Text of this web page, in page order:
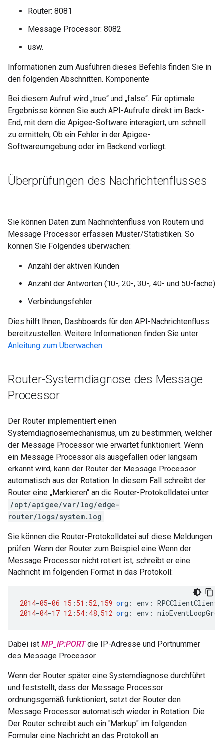
Router: 8081
Message Processor: 8082
usw.
Informationen zum Ausführen dieses Befehls finden Sie in
den folgenden Abschnitten. Komponente
Bei diesem Aufruf wird „true“ und „false“. Für optimale
Ergebnisse können Sie auch API-Aufrufe direkt im Back-
End, mit dem die Apigee-Software interagiert, um schnell
zu ermitteln, Ob ein Fehler in der Apigee-
Softwareumgebung oder im Backend vorliegt.
Überprüfungen des Nachrichtenflusses
Sie können Daten zum Nachrichtenfluss von Routern und
Message Processor erfassen Muster/Statistiken. So
können Sie Folgendes überwachen:
Anzahl der aktiven Kunden
Anzahl der Antworten (10-, 20-, 30-, 40- und 50-fache)
Verbindungsfehler
Dies hilft Ihnen, Dashboards für den API-Nachrichtenfluss
bereitzustellen. Weitere Informationen finden Sie unter
Anleitung zum Überwachen.
Router-Systemdiagnose des Message
Processor
Der Router implementiert einen
Systemdiagnosemechanismus, um zu bestimmen, welcher
der Message Processor wie erwartet funktioniert. Wenn
ein Message Processor als ausgefallen oder langsam
erkannt wird, kann der Router der Message Processor
automatisch aus der Rotation. In diesem Fall schreibt der
Router eine „Markieren“ an die Router-Protokolldatei unter
/opt/apigee/var/log/edge-
router/logs/system.log
Sie können die Router-Protokolldatei auf diese Meldungen
prüfen. Wenn der Router zum Beispiel eine Wenn der
Message Processor nicht rotiert ist, schreibt er eine
Nachricht im folgenden Format in das Protokoll:
2014-05-06 15 : 51 : 52, 159 org : env :
2014-04-17 12 : 54 : 48, 512 org : env :
Dabei ist MP_IP:PORTdie IP-Adresse und Portnummer
des Message Processor.
Wenn der Router später eine Systemdiagnose durchführt
und feststellt, dass der Message Processor
ordnungsgemäß funktioniert, setzt der Router den
Message Processor automatisch wieder in Rotation. Die
Der Router schreibt auch ein "Markup" im folgenden
Formular eine Nachricht an das Protokoll an: